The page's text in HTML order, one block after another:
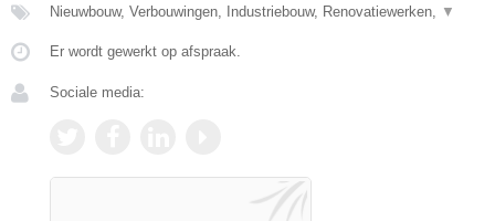
Nieuwbouw, Verbouwingen, Industriebouw, Renovatiewerken, ▼
Er wordt gewerkt op afspraak.
Sociale media: